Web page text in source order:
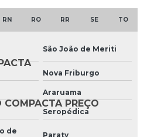
PREÇO
de reator saneamento
privada
de resíduos
de tratamento de efluentes
tratamento de efluentes
RN RO RR SE TO
São João de Meriti
Nova Friburgo
Araruama
Seropédica
de
Paraty